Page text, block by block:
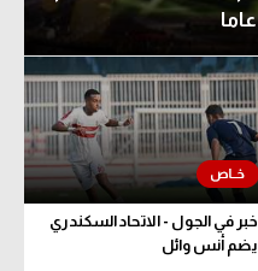
خبر في الجول - الاتحاد السكندري
يضم أنس وائل